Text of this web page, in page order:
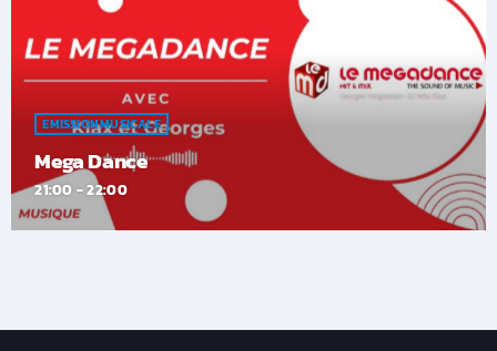
EMISSION MUSICALE
Mega Dance
21:00 - 22:00